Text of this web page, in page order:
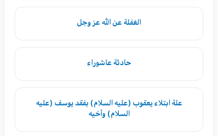
الغفلة عن الله عز وجل
حادثة عاشوراء
علة ابتلاء يعقوب (عليه السلام) بفقد يوسف (عليه
السلام) وأخيه